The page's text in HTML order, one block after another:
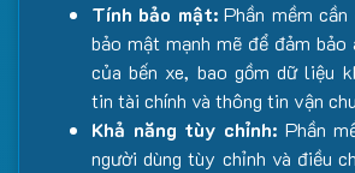
Tính bảo mật:Phần mềm cần
bảo mật mạnh mẽ để đảm
của bến xe, bao gồm dữ liệu
tin tài chính và thông tin vận
Khả năng tùy chỉnh:Phần
người dùng tùy chỉnh và điều